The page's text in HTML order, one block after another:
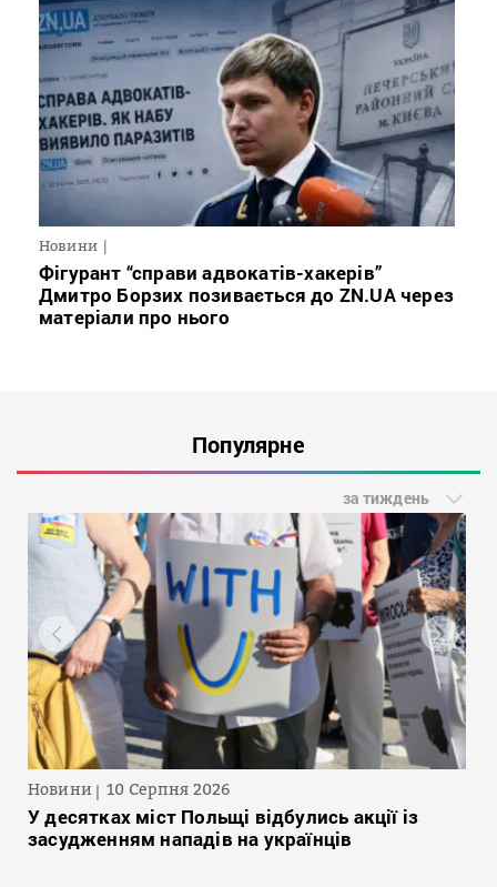
Новини
Фігурант “справи адвокатів-хакерів”
Дмитро Борзих позивається до ZN.UA через
матеріали про нього
Популярне
за тиждень
Новини 10 Серпня 2026
У десятках міст Польщі відбулись акції із
засудженням нападів на українців